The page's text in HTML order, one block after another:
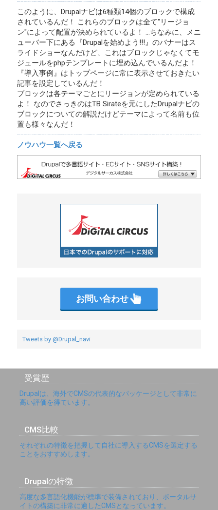
このように、Drupalナビは6種類14個のブロックで構成
されているんだ！ これらのブロックは全て"リージョ
ン"によって配置が決められているよ！ …ちなみに、メニ
ューバー下にある『Drupalを始めよう!!!』のバナーはス
ライドショーなんだけど、これはブロックじゃなくてモ
ジュールをphpテンプレートに埋め込んでいるんだよ！
『導入事例』はトップページに常に表示させておきたい
記事を設定しているんだ！
ブロックは各テーマごとにリージョンが定められている
よ！ なのでさっきのはTB Sirateを元にしたDrupalナビの
ブロックについての解説だけどテーマによって名前も位
置も様々なんだ！
ノウハウ一覧へ戻る
お問い合わせ
Tweets by @Drupal_navi
受賞歴
Drupalは、海外でCMSの代表的なパッケージとして非常に
高い評価を得ています。
CMS比較
それぞれの特徴を把握して自社に導入するCMSを選定する
ことをおすすめします。
Drupalの特徴
高度な多言語化機能が標準で装備されており、ポータルサ
イトの構築に非常に適したCMSとなっています。